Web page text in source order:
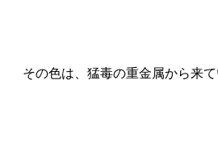
その色は、猛毒の重金属から来て